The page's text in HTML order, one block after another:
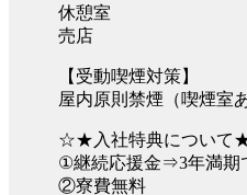
休憩室
売店
【受動喫煙対策】
屋内原則禁煙（喫煙室
☆★入社特典につい
①継続応援金⇒3年満期
②寮費無料